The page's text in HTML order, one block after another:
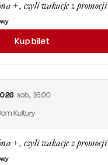
+, czyli wakacje z promocji
Kup bilet
sob., 16.00
Kultury
+, czyli wakacje z promocji